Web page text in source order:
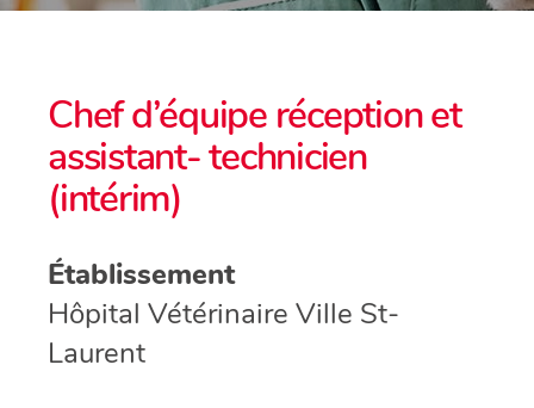
Chef d’équipe réception et
assistant- technicien
(intérim)
Établissement
Hôpital Vétérinaire Ville St-
Laurent